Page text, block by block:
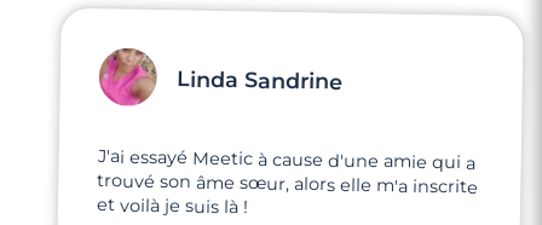
Rencontre à Trets
Linda Sandrine
J'ai essayé Meetic à cause d'une amie qui a
trouvé son âme sœur, alors elle m'a inscrite
et voilà je suis là !